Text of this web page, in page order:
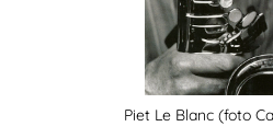
Piet Le Blanc (foto